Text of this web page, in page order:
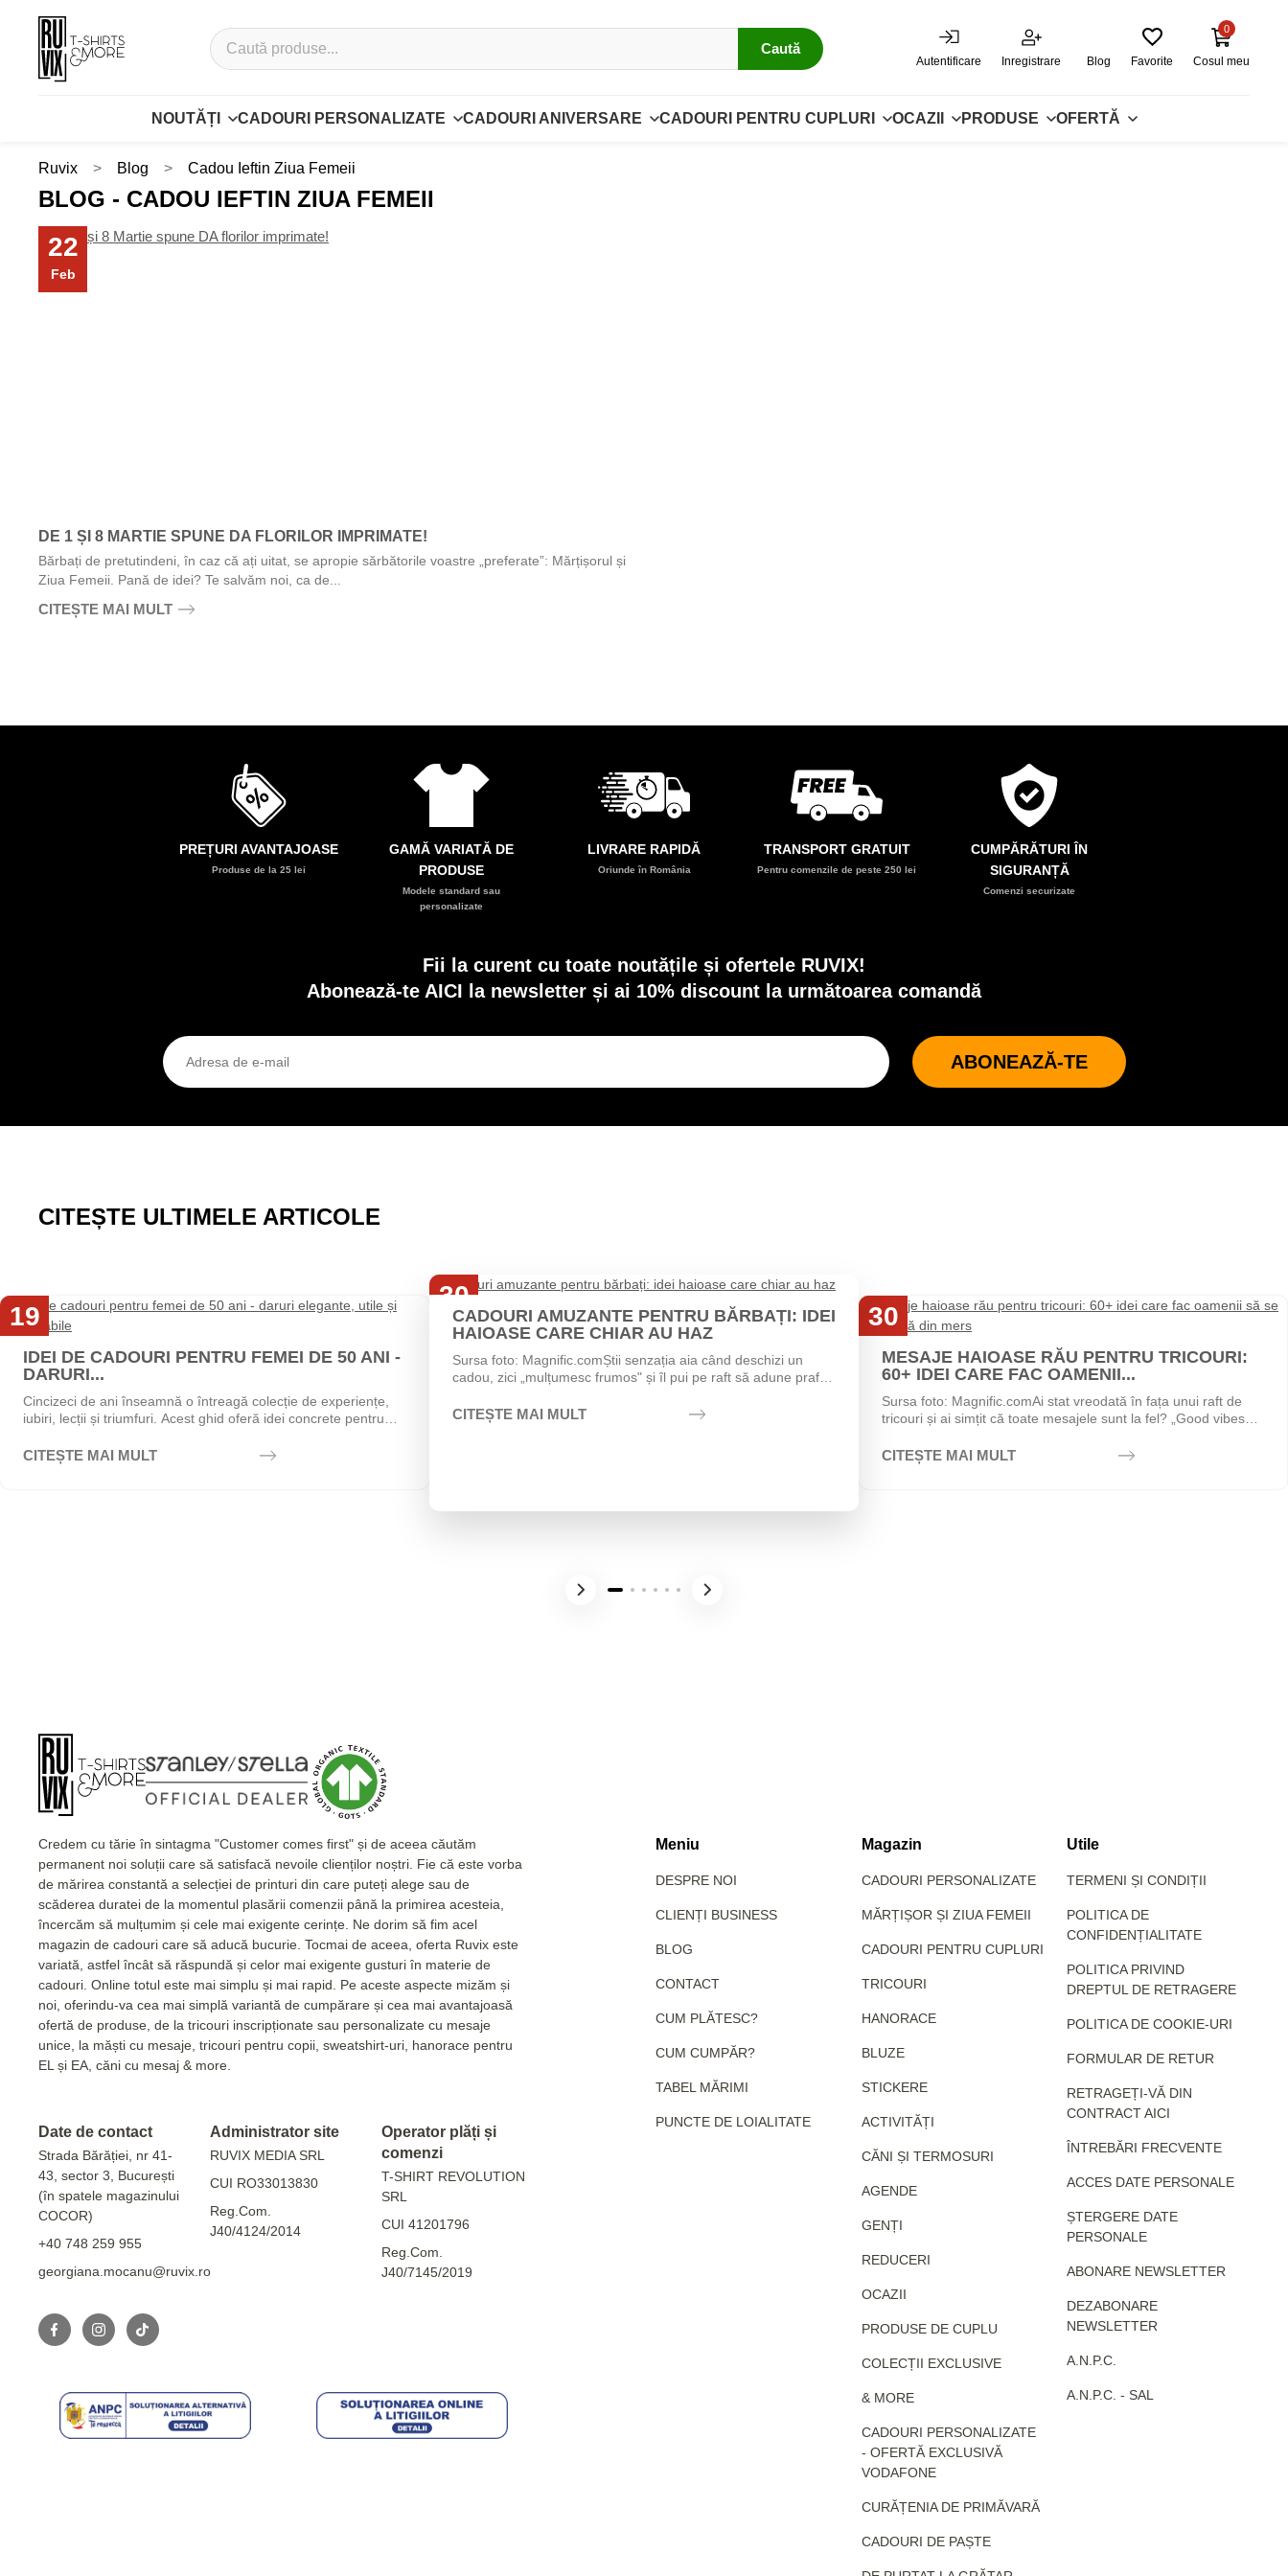
Caută
Autentificare Inregistrare Blog Favorite Cosul meu
0
NOUTĂȚI CADOURI PERSONALIZATE CADOURI ANIVERSARE CADOURI PENTRU CUPLURI OCAZII PRODUSE OFERTĂ
Ruvix Blog Cadou Ieftin Ziua Femeii
BLOG - CADOU IEFTIN ZIUA FEMEII
22
Feb
DE 1 ȘI 8 MARTIE SPUNE DA FLORILOR IMPRIMATE!
Bărbați de pretutindeni, în caz că ați uitat, se apropie sărbătorile voastre „preferate”: Mărțișorul și
Ziua Femeii. Pană de idei? Te salvăm noi, ca de...
CITEȘTE MAI MULT
PREȚURI AVANTAJOASE
Produse de la 25 lei
GAMĂ VARIATĂ DE
PRODUSE
Modele standard sau
personalizate
LIVRARE RAPIDĂ
Oriunde în România
TRANSPORT GRATUIT
Pentru comenzile de peste 250 lei
CUMPĂRĂTURI ÎN
SIGURANȚĂ
Comenzi securizate
Fii la curent cu toate noutățile și ofertele RUVIX!
Abonează-te AICI la newsletter și ai 10% discount la următoarea comandă
ABONEAZĂ-TE
CITEȘTE ULTIMELE ARTICOLE
19
IDEI DE CADOURI PENTRU FEMEI DE 50 ANI -
DARURI...
Cincizeci de ani înseamnă o întreagă colecție de experiențe,
iubiri, lecții și triumfuri. Acest ghid oferă idei concrete pentru
CITEȘTE MAI MULT
30
Iul
CADOURI AMUZANTE PENTRU BĂRBAȚI: IDEI
HAIOASE CARE CHIAR AU HAZ
Sursa foto: Magnific.comȘtii senzația aia când deschizi un
cadou, zici „mulțumesc frumos" și îl pui pe raft să adune praf?
CITEȘTE MAI MULT
30
MESAJE HAIOASE RĂU PENTRU TRICOURI:
60+ IDEI CARE FAC OAMENII...
Sursa foto: Magnific.comAi stat vreodată în fața unui raft de
tricouri și ai simțit că toate mesajele sunt la fel? „Good vibes
CITEȘTE MAI MULT
Credem cu tărie în sintagma "Customer comes first" și de aceea căutăm
permanent noi soluții care să satisfacă nevoile clienților noștri. Fie că este vorba
de mărirea constantă a selecției de printuri din care puteți alege sau de
scăderea duratei de la momentul plasării comenzii până la primirea acesteia,
încercăm să mulțumim și cele mai exigente cerințe. Ne dorim să fim acel
magazin de cadouri care să aducă bucurie. Tocmai de aceea, oferta Ruvix este
variată, astfel încât să răspundă și celor mai exigente gusturi în materie de
cadouri. Online totul este mai simplu și mai rapid. Pe aceste aspecte mizăm și
noi, oferindu-va cea mai simplă variantă de cumpărare și cea mai avantajoasă
ofertă de produse, de la tricouri inscripționate sau personalizate cu mesaje
unice, la măști cu mesaje, tricouri pentru copii, sweatshirt-uri, hanorace pentru
EL și EA, căni cu mesaj & more.
Date de contact
Strada Bărăției, nr 41-
43, sector 3, București
(în spatele magazinului
COCOR)
+40 748 259 955
georgiana.mocanu@ruvix.ro
Administrator site
RUVIX MEDIA SRL
CUI RO33013830
Reg.Com.
J40/4124/2014
Operator plăți și
comenzi
T-SHIRT REVOLUTION
SRL
CUI 41201796
Reg.Com.
J40/7145/2019
Meniu
DESPRE NOI
CLIENȚI BUSINESS
BLOG
CONTACT
CUM PLĂTESC?
CUM CUMPĂR?
TABEL MĂRIMI
PUNCTE DE LOIALITATE
Magazin
CADOURI PERSONALIZATE
MĂRȚIȘOR ȘI ZIUA FEMEII
CADOURI PENTRU CUPLURI
TRICOURI
HANORACE
BLUZE
STICKERE
ACTIVITĂȚI
CĂNI ȘI TERMOSURI
AGENDE
GENȚI
REDUCERI
OCAZII
PRODUSE DE CUPLU
COLECȚII EXCLUSIVE
& MORE
CADOURI PERSONALIZATE
- OFERTĂ EXCLUSIVĂ
VODAFONE
CURĂȚENIA DE PRIMĂVARĂ
CADOURI DE PAȘTE
Utile
TERMENI ȘI CONDIȚII
POLITICA DE
CONFIDENȚIALITATE
POLITICA PRIVIND
DREPTUL DE RETRAGERE
POLITICA DE COOKIE-URI
FORMULAR DE RETUR
RETRAGEȚI-VĂ DIN
CONTRACT AICI
ÎNTREBĂRI FRECVENTE
ACCES DATE PERSONALE
ȘTERGERE DATE
PERSONALE
ABONARE NEWSLETTER
DEZABONARE
NEWSLETTER
A.N.P.C.
A.N.P.C. - SAL